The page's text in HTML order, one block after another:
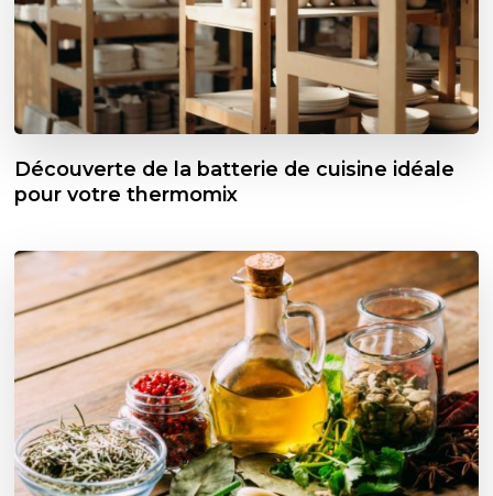
Découverte de la batterie de cuisine idéale
pour votre thermomix